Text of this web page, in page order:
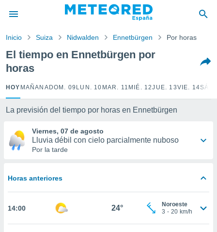
por
para
la
calidad.
a este
las
y
forma
basada
permite
Inicio Suiza Nidwalden Ennetbürgen Por horas
El tiempo en Ennetbürgen por
horas
HOY MAÑANA DOM. 09 LUN. 10 MAR. 11 MIÉ. 12JUE. 13VIE. 14
La previsión del tiempo por horas en Ennetbürgen
Viernes, 07 de agosto
Lluvia débil con cielo parcialmente nuboso
Por la tarde
Horas anteriores
14:00 24°
Noroeste
3 - 20 km/h